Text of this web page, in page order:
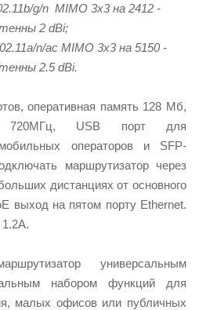
g/n MIMO 3x3 на 2412 -
2 dBi;
n/ac MIMO 3x3 на 5150 -
2.5 dBi.
оперативная память 128 Мб,
720МГц, USB порт для
операторов и SFP-
маршрутизатор через
дистанциях от основного
выход на пятом порту Ethernet.
универсальным
набором функций для
малых офисов или публичных